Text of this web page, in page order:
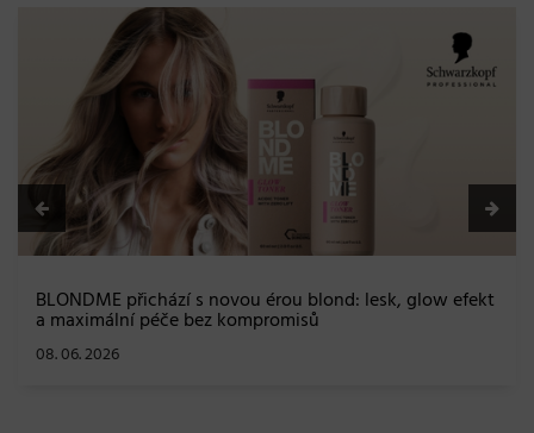
BLONDME přichází s novou érou blond: lesk, glow efekt
a maximální péče bez kompromisů
08. 06. 2026